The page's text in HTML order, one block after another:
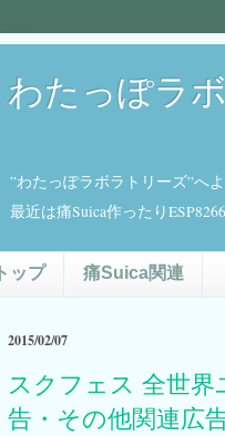
わたっぽラ
”わたっぽラボラトリーズ”へ
最近は痛Suica作ったり
トップ 痛Suica関連
2015/02/07
スクフェス 全世界
告・その他関連広